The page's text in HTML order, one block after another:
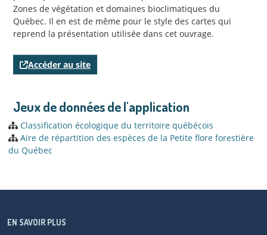
Zones de végétation et domaines bioclimatiques du
Québec. Il en est de même pour le style des cartes qui
reprend la présentation utilisée dans cet ouvrage.
Accéder au site
Jeux de données de l'application
Classification écologique du territoire québécois
Aire de répartition des espèces de la Petite flore forestière
du Québec
EN SAVOIR PLUS